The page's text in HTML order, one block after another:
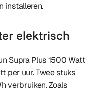
installeren.
elektrisch
Supra Plus 1500 Watt
per uur. Twee stuks
verbruiken. Zoals